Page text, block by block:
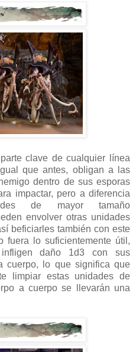
clave de cualquier línea
que antes, obligan a las
dentro de sus esporas
impactar, pero a diferencia
de mayor tamaño
envolver otras unidades
beficiarles también con este
fuera lo suficientemente útil,
infligen daño 1d3 con sus
cuerpo, lo que significa que
limpiar estas unidades de
a cuerpo se llevarán una